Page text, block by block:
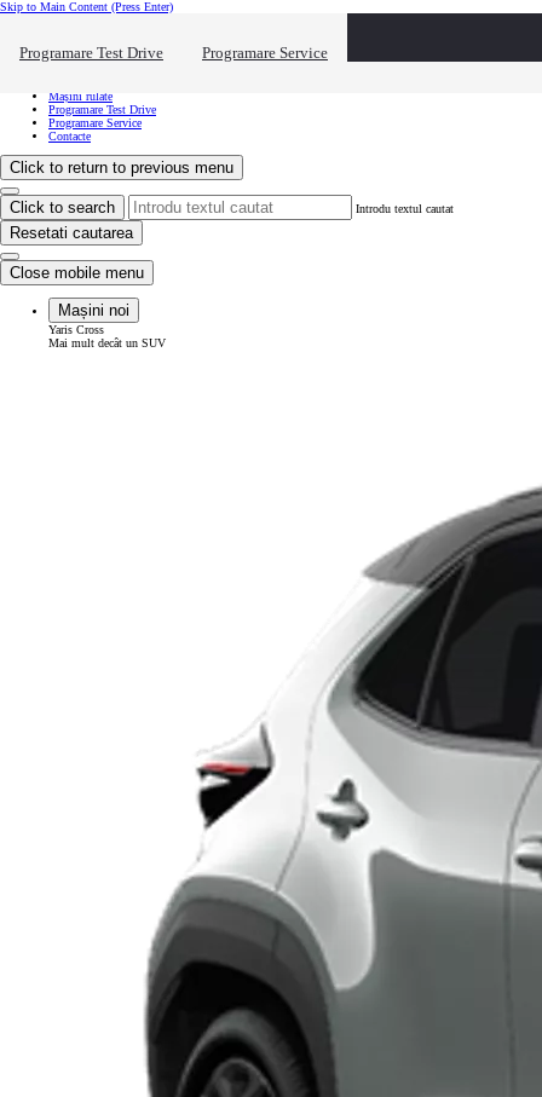
Skip to Main Content (Press Enter)
Programare Test Drive Programare Service
Vreau să văd... Click to close the reach out overlay
Mașini rulate
Programare Test Drive
Programare Service
Contacte
Click to return to previous menu
Click to search Introdu textul cautat
Resetati cautarea
Close mobile menu
Mașini noi
Yaris Cross
Mai mult decât un SUV